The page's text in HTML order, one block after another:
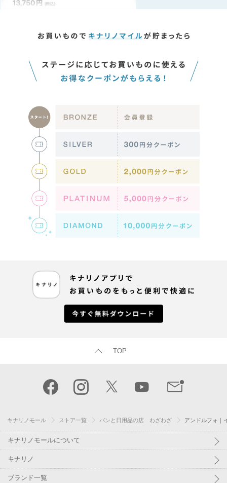
TOP
キナリノモール ストア一覧 パンと日用品の店 わざわざ アンドルフォ｜
キナリノモールについて
キナリノ
ブランド一覧